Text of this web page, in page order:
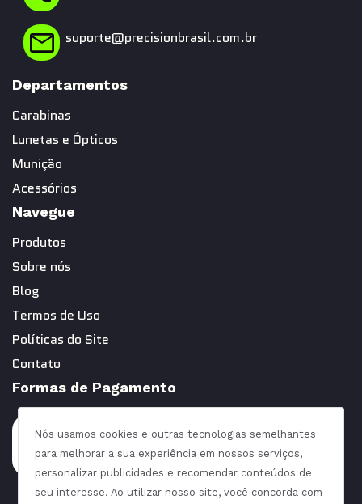
Nós usamos cookies e outras tecnologias semelhantes
para melhorar a sua experiência em nossos serviços,
personalizar publicidades e recomendar conteúdos de
seu interesse. Ao utilizar nosso site, você concorda com
suporte@precisionbrasil.com.br
Departamentos
Carabinas
Lunetas e Ópticos
Munição
Acessórios
Navegue
Produtos
Sobre nós
Blog
Termos de Uso
Políticas do Site
Contato
Formas de Pagamento